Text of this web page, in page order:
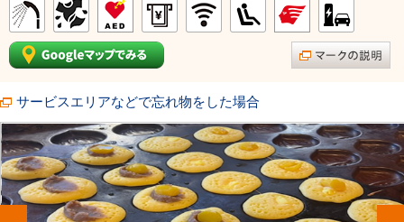
サービスエリアなどで忘れ物をした場合